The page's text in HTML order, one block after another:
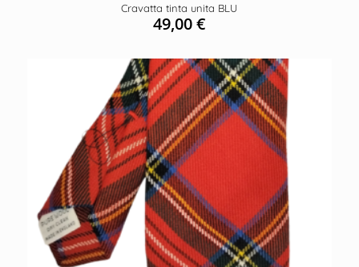
Cravatta tinta unita BLU
49,00€